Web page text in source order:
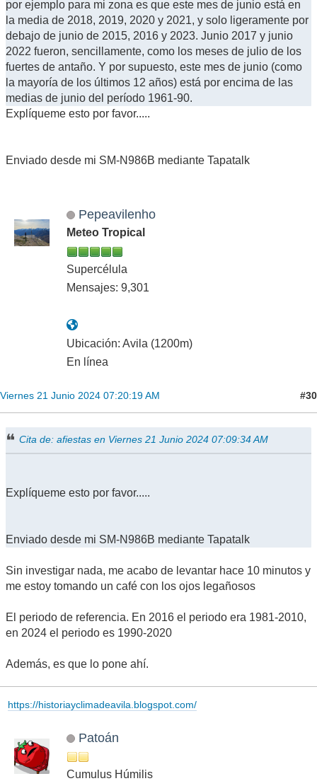
por ejemplo para mi zona es que este mes de junio está en
la media de 2018, 2019, 2020 y 2021, y solo ligeramente por
debajo de junio de 2015, 2016 y 2023. Junio 2017 y junio
2022 fueron, sencillamente, como los meses de julio de los
fuertes de antaño. Y por supuesto, este mes de junio (como
la mayoría de los últimos 12 años) está por encima de las
medias de junio del período 1961-90.
Explíqueme esto por favor.....
Enviado desde mi SM-N986B mediante Tapatalk
Pepeavilenho
Meteo Tropical
Supercélula
Mensajes: 9,301
Ubicación: Avila (1200m)
En línea
Viernes 21 Junio 2024 07:20:19 AM #30
Cita de: afiestas en Viernes 21 Junio 2024 07:09:34 AM
Explíqueme esto por favor.....
Enviado desde mi SM-N986B mediante Tapatalk
Sin investigar nada, me acabo de levantar hace 10 minutos y
me estoy tomando un café con los ojos legañosos
El periodo de referencia. En 2016 el periodo era 1981-2010,
en 2024 el periodo es 1990-2020
Además, es que lo pone ahí.
https://historiayclimadeavila.blogspot.com/
Patoán
Cumulus Húmilis